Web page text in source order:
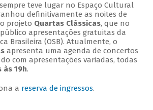
teve lugar no Espaço Cultural
ganhou definitivamente as noites de
projeto Quartas Clássicas, que no
apresentações gratuitas da
Brasileira (OSB). Atualmente, o
apresenta uma agenda de concertos
com apresentações variadas, todas
19h.
a reserva de ingressos.